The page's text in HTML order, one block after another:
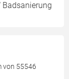
Badsanierung
von 55546